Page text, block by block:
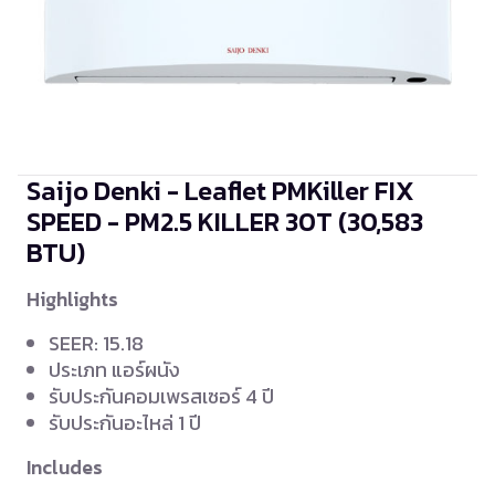
Saijo Denki - Leaflet PMKiller FIX
SPEED - PM2.5 KILLER 30T (30,583
BTU)
Highlights
SEER: 15.18
ประเภท แอร์ผนัง
รับประกันคอมเพรสเซอร์ 4 ปี
รับประกันอะไหล่ 1 ปี
Includes